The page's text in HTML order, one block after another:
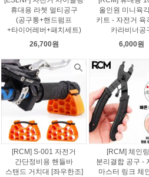
휴대용 라쳇 멀티공구
(공구통+핸드펌프
+타이어레버+패치세트)
26,700원
올인원 미니육
키트 - 자전거 육
카라비너공
6,000원
[RCM] S-001 자전거
간단정비용 핸들바
스탠드 거치대 [좌우한조]
[RCM] 체인
분리결합 공구 -
마스터 링크 체